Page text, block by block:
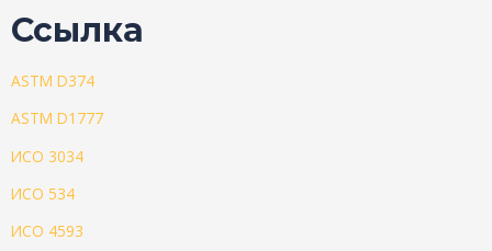
Ссылка
ASTM D374
ASTM D1777
ИСО 3034
ИСО 534
ИСО 4593